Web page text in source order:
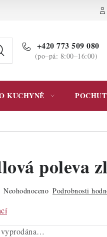
Podmínky ochrany osobních údajů
+420 773 509 080
(po–pá: 8:00–16:00)
KUCHYNĚ
poleva
Neohodnoceno Podrobnosti